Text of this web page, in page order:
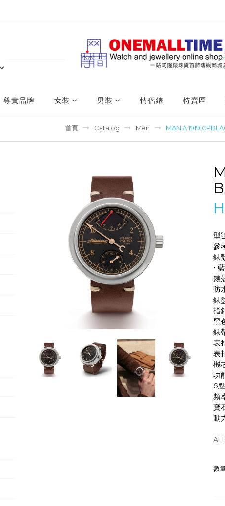
尊貴品牌 女裝 男裝 情侶錶 特賣區
首頁 Catalog Men MAN A 1919
型
參
錶
•
錶
防
錶
指
黑
錶
表
表
機
功
6
頻
寶
動
數